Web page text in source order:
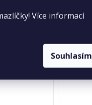
Více informací
Souhlasím
M 35-